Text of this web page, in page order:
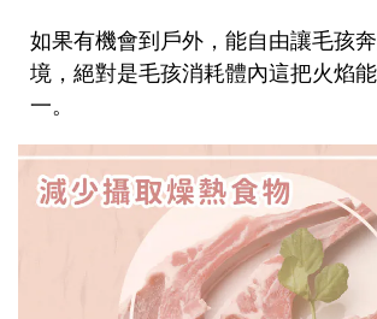
如果有機會到戶外，能自由讓毛孩
境，絕對是毛孩消耗體內這把火焰
一。